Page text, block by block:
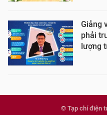
Giảng
phải
lượng
© Tạp chí điện